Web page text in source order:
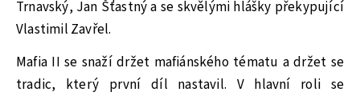
Trnavský, Jan Šťastný a se skvělými hlášky překypující
Vlastimil Zavřel.
Mafia II se snaží držet mafiánského tématu a držet se
tradic, který první díl nastavil. V hlavní roli se